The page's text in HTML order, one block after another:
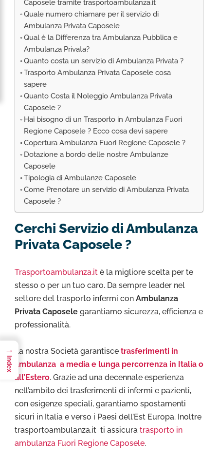
RIMPATRIO SANITARIO ITALIA
AMBULANZA SET CINEMATOGRAFICI
VOLO SANITARIO
TRASPORTO SANITARIO: VOLI DI LINEA,
ELIAMBULANZA ED AMBULANZA
TRASPORTO ECMO O CIRCOLAZIONE
EXTRACORPOREA
TRASPORTO PER NEONATI E PEDIATRICO
Caposele tramite trasportoambulanza.it
Quale numero chiamare per il servizio di
Ambulanza Privata Caposele
Qual è la Differenza tra Ambulanza Pubblica e
Ambulanza Privata?
Quanto costa un servizio di Ambulanza Privata ?
Trasporto Ambulanza Privata Caposele cosa
sapere
Quanto Costa il Noleggio Ambulanza Privata
Caposele ?
Hai bisogno di un Trasporto in Ambulanza Fuori
Regione Caposele ? Ecco cosa devi sapere
Copertura Ambulanza Fuori Regione Caposele ?
Dotazione a bordo delle nostre Ambulanze
Caposele
Tipologia di Ambulanze Caposele
Come Prenotare un servizio di Ambulanza Privata
Caposele ?
Cerchi Servizio di Ambulanza
Privata Caposele ?
Trasportoambulanza.it è la migliore scelta per te
stesso o per un tuo caro. Da sempre leader nel
settore del trasporto infermi con Ambulanza
Privata Caposele garantiamo sicurezza, efficienza e
professionalità.
La nostra Società garantisce trasferimenti in
ambulanza a media e lunga percorrenza in Italia o
all’Estero. Grazie ad una decennale esperienza
nell’ambito dei trasferimenti di infermi e pazienti,
con esigenze speciali, garantiamo spostamenti
sicuri in Italia e verso i Paesi dell’Est Europa. Inoltre
trasportoambulanza.it ti assicura trasporto in
ambulanza Fuori Regione Caposele.
→
Index